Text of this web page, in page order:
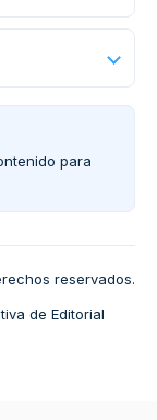
para
reservados.
de Editorial